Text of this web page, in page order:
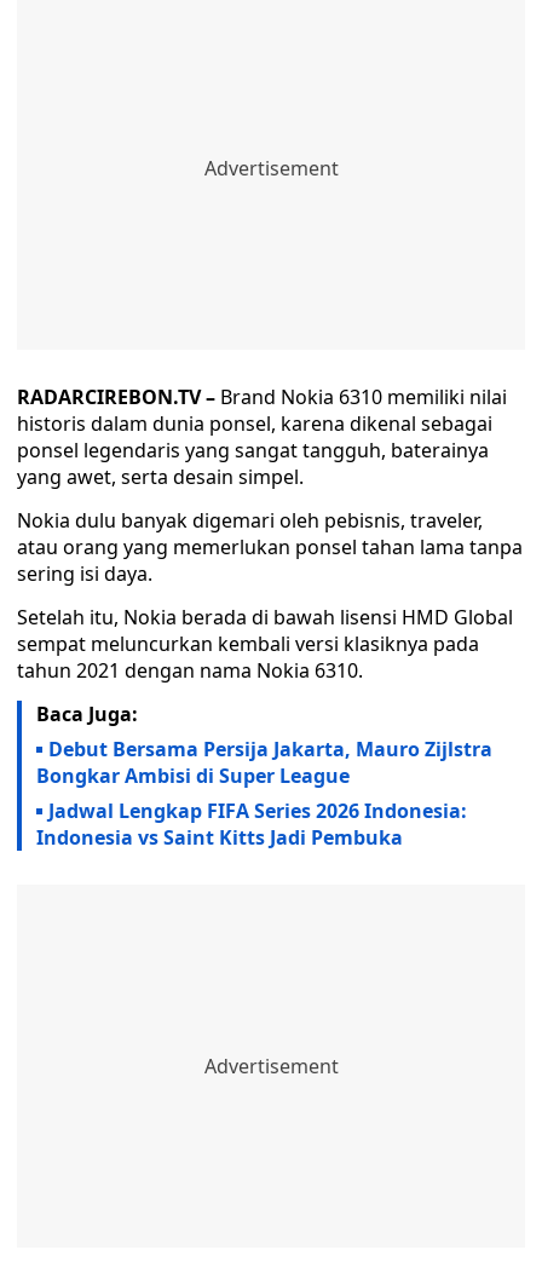
RADARCIREBON.TV – Brand Nokia 6310 memiliki nilai
historis dalam dunia ponsel, karena dikenal sebagai
ponsel legendaris yang sangat tangguh, baterainya
yang awet, serta desain simpel.
Nokia dulu banyak digemari oleh pebisnis, traveler,
atau orang yang memerlukan ponsel tahan lama tanpa
sering isi daya.
Setelah itu, Nokia berada di bawah lisensi HMD Global
sempat meluncurkan kembali versi klasiknya pada
tahun 2021 dengan nama Nokia 6310.
Baca Juga:
Debut Bersama Persija Jakarta, Mauro Zijlstra
Bongkar Ambisi di Super League
Jadwal Lengkap FIFA Series 2026 Indonesia:
Indonesia vs Saint Kitts Jadi Pembuka